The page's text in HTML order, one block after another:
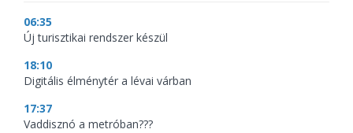
06:35
Új turisztikai rendszer készül
18:10
Digitális élménytér a lévai várban
17:37
Vaddisznó a metróban???